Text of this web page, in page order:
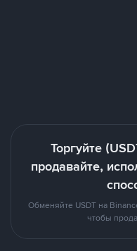
Торгуйте
продавайте,
Обменяйте USDT на
чтобы